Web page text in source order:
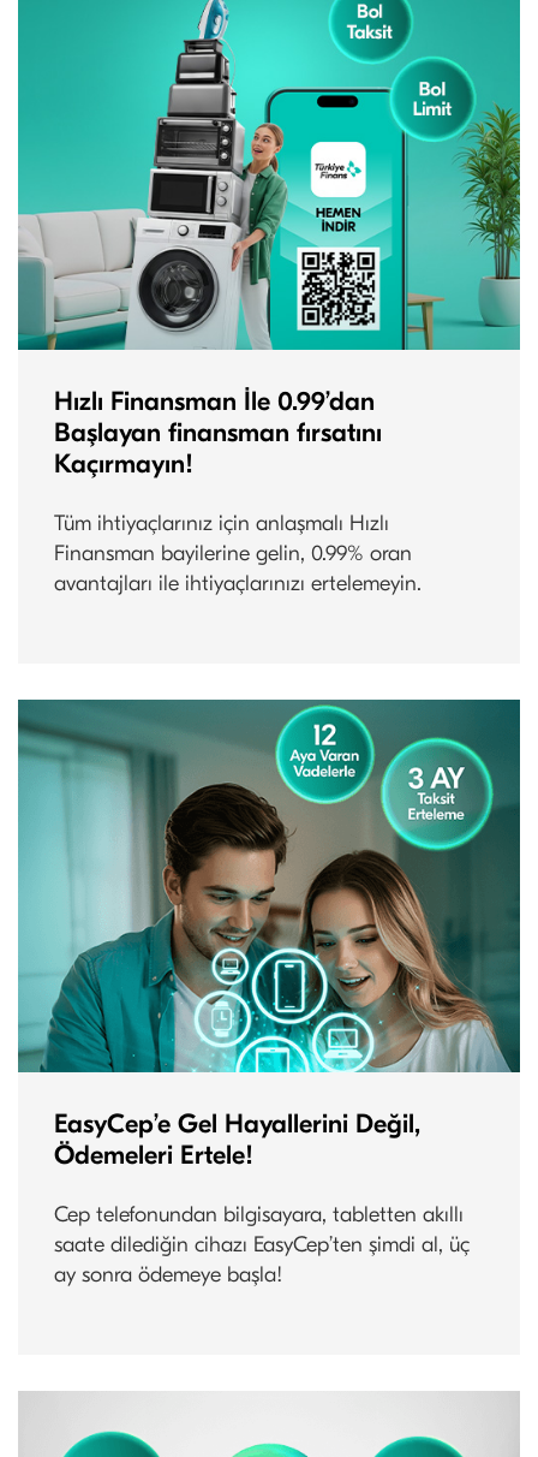
Hızlı Finansman İle 0.99’dan
Başlayan finansman fırsatını
Kaçırmayın!
Tüm ihtiyaçlarınız için anlaşmalı Hızlı
Finansman bayilerine gelin, 0.99% oran
avantajları ile ihtiyaçlarınızı ertelemeyin.
EasyCep’e Gel Hayallerini Değil,
Ödemeleri Ertele!
Cep telefonundan bilgisayara, tabletten akıllı
saate dilediğin cihazı EasyCep’ten şimdi al, üç
ay sonra ödemeye başla!